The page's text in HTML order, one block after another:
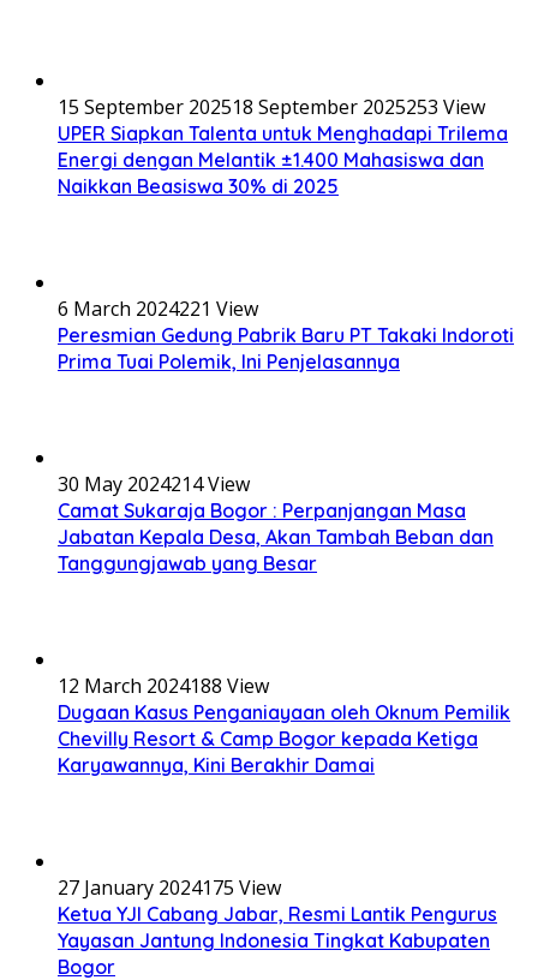
15 September 202518 September 2025253 View
UPER Siapkan Talenta untuk Menghadapi Trilema
Energi dengan Melantik ±1.400 Mahasiswa dan
Naikkan Beasiswa 30% di 2025
6 March 2024221 View
Peresmian Gedung Pabrik Baru PT Takaki Indoroti
Prima Tuai Polemik, Ini Penjelasannya
30 May 2024214 View
Camat Sukaraja Bogor : Perpanjangan Masa
Jabatan Kepala Desa, Akan Tambah Beban dan
Tanggungjawab yang Besar
12 March 2024188 View
Dugaan Kasus Penganiayaan oleh Oknum Pemilik
Chevilly Resort & Camp Bogor kepada Ketiga
Karyawannya, Kini Berakhir Damai
27 January 2024175 View
Ketua YJI Cabang Jabar, Resmi Lantik Pengurus
Yayasan Jantung Indonesia Tingkat Kabupaten
Bogor